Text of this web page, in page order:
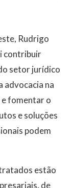
Rudrigo
contribuir
setor jurídico
advocacia na
fomentar o
e soluções
podem
estão
de